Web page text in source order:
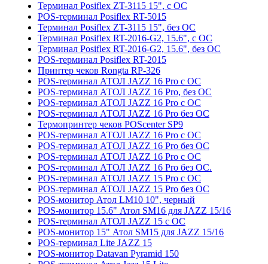
Терминал Posiflex ZT-3115 15", с ОС
POS-терминал Posiflex RT-5015
Терминал Posiflex ZT-3115 15", без ОС
Терминал Posiflex RT-2016-G2, 15.6", с ОС
Терминал Posiflex RT-2016-G2, 15.6", без ОС
POS-терминал Posiflex RT-2015
Принтер чеков Rongta RP-326
POS-терминал АТОЛ JAZZ 16 Pro с ОС
POS-терминал АТОЛ JAZZ 16 Pro, без ОС
POS-терминал АТОЛ JAZZ 16 Pro с ОС
POS-терминал АТОЛ JAZZ 16 Pro без ОС
Термопринтер чеков POScenter SP9
POS-терминал АТОЛ JAZZ 16 Pro с ОС
POS-терминал АТОЛ JAZZ 16 Pro без ОС
POS-терминал АТОЛ JAZZ 16 Pro с ОС
POS-терминал АТОЛ JAZZ 16 Pro без ОС.
POS-терминал АТОЛ JAZZ 15 Pro с ОС
POS-терминал АТОЛ JAZZ 15 Pro без ОС
POS-монитор Атол LM10 10", черный
POS-монитор 15.6" Атол SM16 для JAZZ 15/16
POS-терминал АТОЛ JAZZ 15 с ОС
POS-монитор 15" Атол SM15 для JAZZ 15/16
POS-терминал Lite JAZZ 15
POS-монитор Datavan Pyramid 150